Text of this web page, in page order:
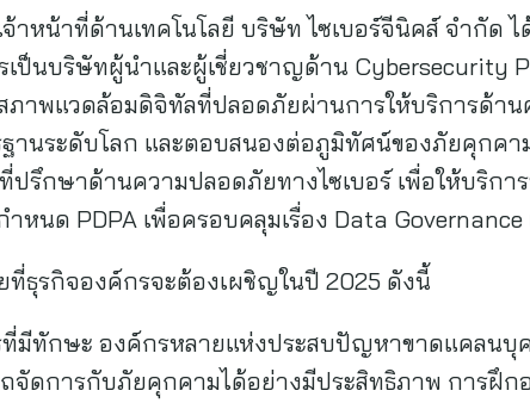
หน้าที่ด้านเทคโนโลยี บริษัท ไซเบอร์จีนิคส์ จำกัด ไ
ป็นบริษัทผู้นำและผู้เชี่ยวชาญด้าน Cybersecurity
ภาพแวดล้อมดิจิทัลที่ปลอดภัยผ่านการให้บริการด้า
านระดับโลก และตอบสนองต่อภูมิทัศน์ของภัยคุกคา
รึกษาด้านความปลอดภัยทางไซเบอร์ เพื่อให้บริก
หนด PDPA เพื่อครอบคลุมเรื่อง Data Governance
ที่ธุรกิจองค์กรจะต้องเผชิญในปี 2025 ดังนี้
มีทักษะ องค์กรหลายแห่งประสบปัญหาขาดแคลนบุ
ถจัดการกับภัยคุกคามได้อย่างมีประสิทธิภาพ การ